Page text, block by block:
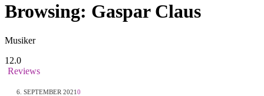
Browsing: Gaspar Claus
Musiker
12.0
Reviews
6. SEPTEMBER 20210